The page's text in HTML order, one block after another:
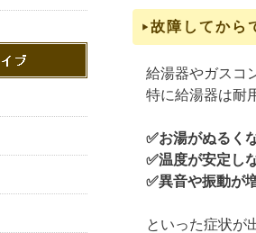
故障してから
給湯器やガスコ
特に給湯器は耐
✅お湯がぬるく
✅温度が安定し
✅異音や振動が
といった症状が